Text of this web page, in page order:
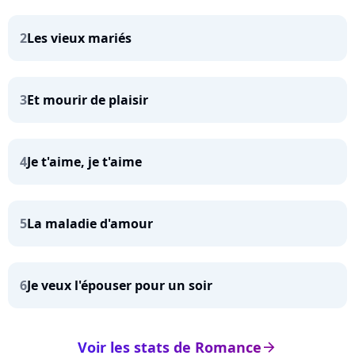
2Les vieux mariés
3Et mourir de plaisir
4Je t'aime, je t'aime
5La maladie d'amour
6Je veux l'épouser pour un soir
arrow_right
Voir les stats de Romance